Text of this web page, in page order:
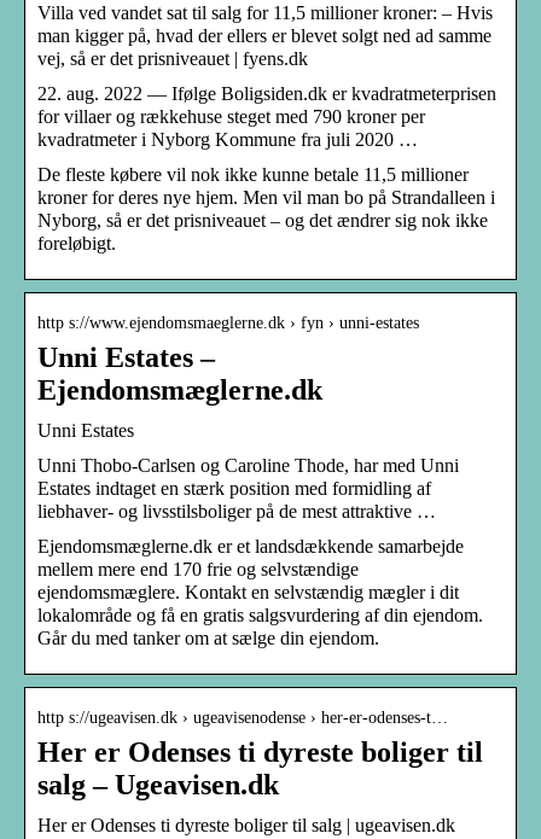
Villa ved vandet sat til salg for 11,5 millioner kroner: – Hvis
man kigger på, hvad der ellers er blevet solgt ned ad samme
vej, så er det prisniveauet | fyens.dk
22. aug. 2022 — Ifølge Boligsiden.dk er kvadratmeterprisen
for villaer og rækkehuse steget med 790 kroner per
kvadratmeter i Nyborg Kommune fra juli 2020 …
De fleste købere vil nok ikke kunne betale 11,5 millioner
kroner for deres nye hjem. Men vil man bo på Strandalleen i
Nyborg, så er det prisniveauet – og det ændrer sig nok ikke
foreløbigt.
http s://www.ejendomsmaeglerne.dk › fyn › unni-estates
Unni Estates –
Ejendomsmæglerne.dk
Unni Estates
Unni Thobo-Carlsen og Caroline Thode, har med Unni
Estates indtaget en stærk position med formidling af
liebhaver- og livsstilsboliger på de mest attraktive …
Ejendomsmæglerne.dk er et landsdækkende samarbejde
mellem mere end 170 frie og selvstændige
ejendomsmæglere. Kontakt en selvstændig mægler i dit
lokalområde og få en gratis salgsvurdering af din ejendom.
Går du med tanker om at sælge din ejendom.
http s://ugeavisen.dk › ugeavisenodense › her-er-odenses-t…
Her er Odenses ti dyreste boliger til
salg – Ugeavisen.dk
Her er Odenses ti dyreste boliger til salg | ugeavisen.dk